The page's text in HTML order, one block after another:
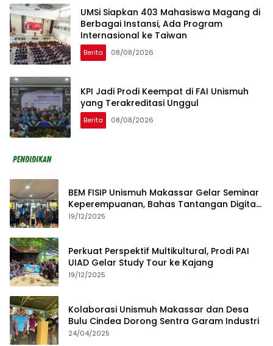
UMSi Siapkan 403 Mahasiswa Magang di
Berbagai Instansi, Ada Program
Internasional ke Taiwan
Berita 08/08/2026
KPI Jadi Prodi Keempat di FAI Unismuh
yang Terakreditasi Unggul
Berita 08/08/2026
BEM FISIP Unismuh Makassar Gelar Seminar
Keperempuanan, Bahas Tantangan Digital
dan Budaya Lokal
19/12/2025
Perkuat Perspektif Multikultural, Prodi PAI
UIAD Gelar Study Tour ke Kajang
19/12/2025
Kolaborasi Unismuh Makassar dan Desa
Bulu Cindea Dorong Sentra Garam Industri
24/04/2025